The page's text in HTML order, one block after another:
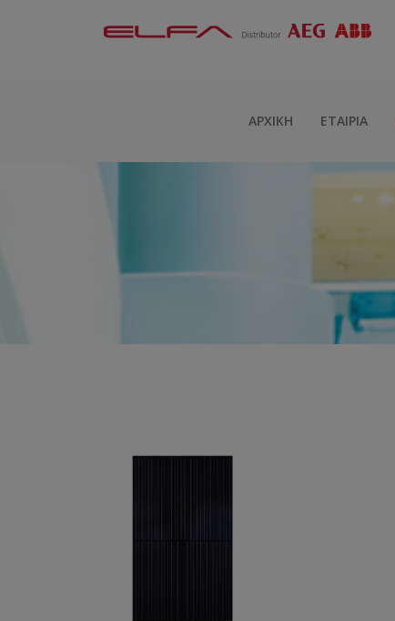
ΑΡΧΙΚΉ ΕΤΑΙΡΊΑ